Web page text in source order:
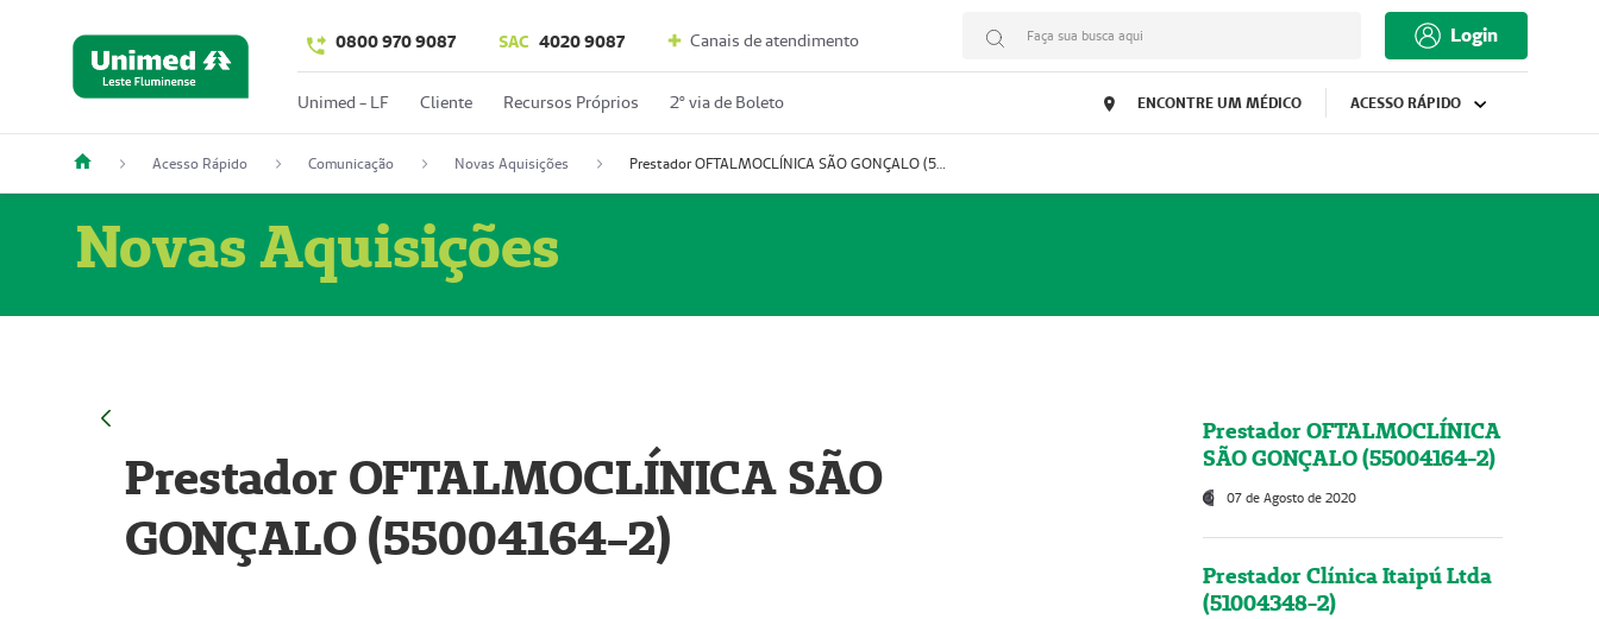
0800 970 9087 SAC 4020 9087 Canais de atendimento Faça sua busca aqui Login
Unimed - LF Cliente Recursos Próprios 2º via de Boleto ENCONTRE UM MÉDICO ACESSO RÁPIDO
Acesso Rápido Comunicação Novas Aquisições Prestador OFTALMOCLÍNICA SÃO GONÇALO (55004164-2)
Novas Aquisições
Prestador OFTALMOCLÍNICA SÃO
GONÇALO (55004164-2)
Prestador OFTALMOCLÍNICA
SÃO GONÇALO (55004164-2)
07 de Agosto de 2020
Prestador Clínica Itaipú Ltda
(51004348-2)